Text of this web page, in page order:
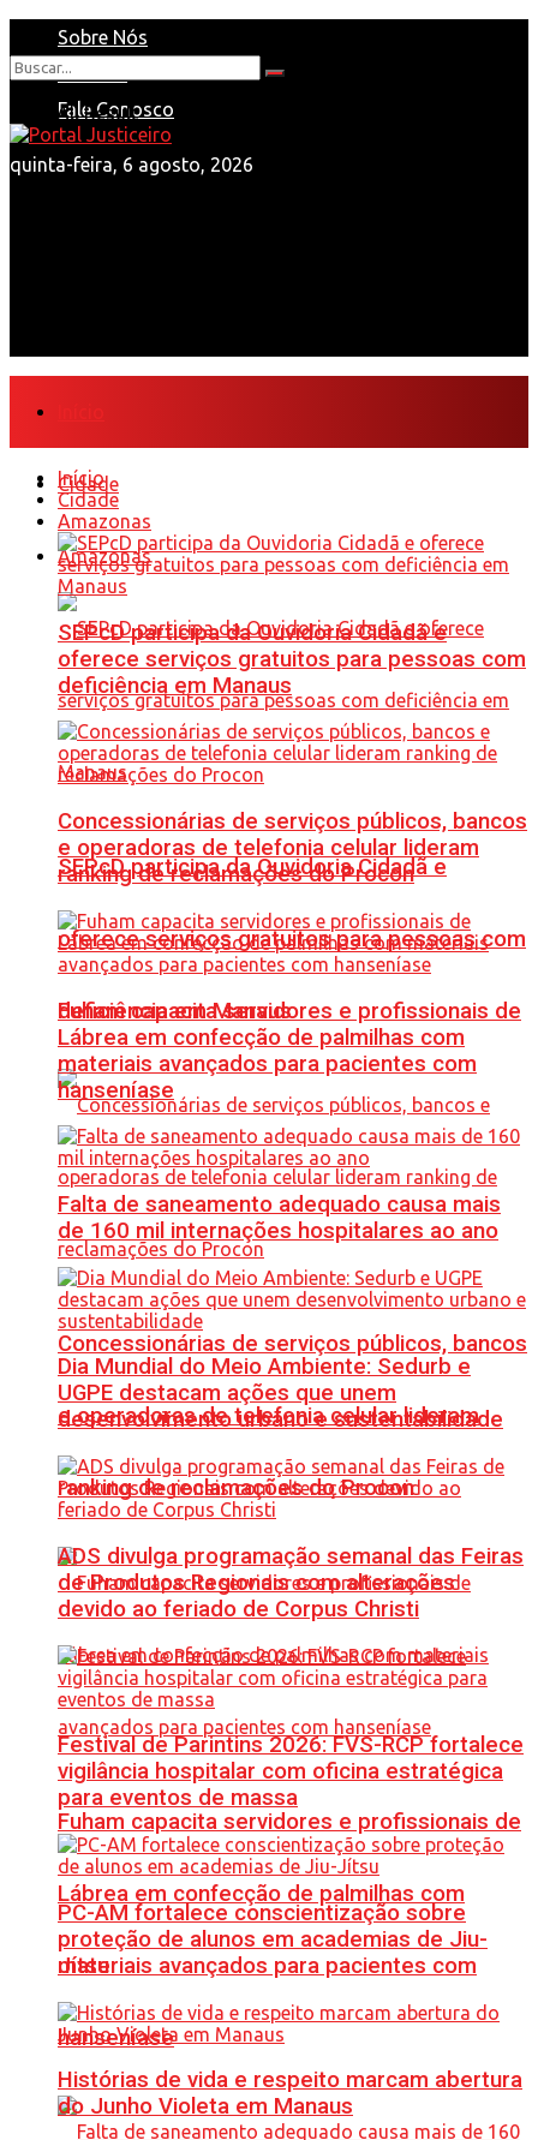
Sobre Nós
Anuncie
Fale Conosco
quinta-feira, 6 agosto, 2026
View All Result
Cidade
Amazonas
SEPcD participa da Ouvidoria Cidadã e
oferece serviços gratuitos para pessoas com
deficiência em Manaus
Concessionárias de serviços públicos, bancos
e operadoras de telefonia celular lideram
ranking de reclamações do Procon
Fuham capacita servidores e profissionais de
Lábrea em confecção de palmilhas com
materiais avançados para pacientes com
hanseníase
Início
Cidade
Amazonas
SEPcD participa da Ouvidoria Cidadã e
oferece serviços gratuitos para pessoas com
deficiência em Manaus
Concessionárias de serviços públicos, bancos
e operadoras de telefonia celular lideram
ranking de reclamações do Procon
Fuham capacita servidores e profissionais de
Lábrea em confecção de palmilhas com
materiais avançados para pacientes com
hanseníase
Falta de saneamento adequado causa mais
de 160 mil internações hospitalares ao ano
Dia Mundial do Meio Ambiente: Sedurb e
UGPE destacam ações que unem
desenvolvimento urbano e sustentabilidade
ADS divulga programação semanal das Feiras
de Produtos Regionais com alterações
devido ao feriado de Corpus Christi
Festival de Parintins 2026: FVS-RCP fortalece
vigilância hospitalar com oficina estratégica
para eventos de massa
PC-AM fortalece conscientização sobre
proteção de alunos em academias de Jiu-
Jítsu
Histórias de vida e respeito marcam abertura
do Junho Violeta em Manaus